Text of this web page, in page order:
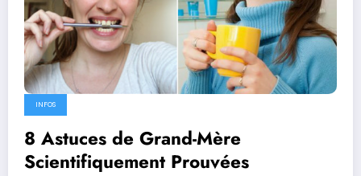
INFOS
8 Astuces de Grand-Mère
Scientifiquement Prouvées